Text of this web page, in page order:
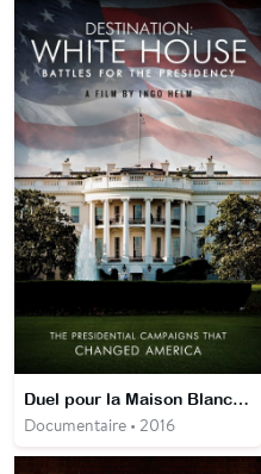
Duel pour la Maison Blanche Les grandes campagnes électorales
Documentaire • 2016